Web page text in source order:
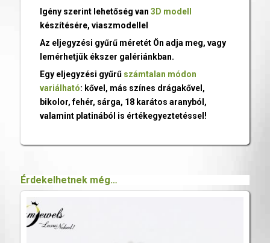
Igény szerint lehetőség van 3D modell
készítésére, viaszmodellel
Az eljegyzési gyűrű méretét Ön adja meg, vagy
lemérhetjük ékszer galériánkban.
Egy eljegyzési gyűrű számtalan módon
variálható: kővel, más színes drágakővel,
bikolor, fehér, sárga, 18 karátos aranyból,
valamint platinából is értékegyeztetéssel!
Érdekelhetnek még…